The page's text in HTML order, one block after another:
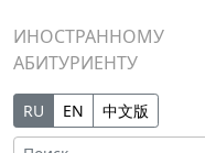
ИНОСТРАННОМУ
АБИТУРИЕНТУ
RU EN 中文版